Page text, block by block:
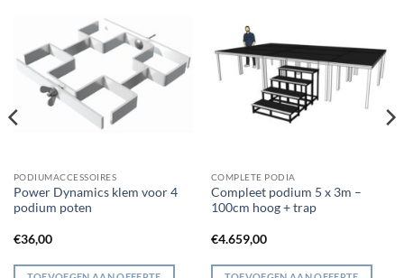
PODIUMACCESSOIRES
Power Dynamics klem voor 4
podium poten
€36,00
COMPLETE PODIA
Compleet podium 5 x 3m –
100cm hoog + trap
€4.659,00